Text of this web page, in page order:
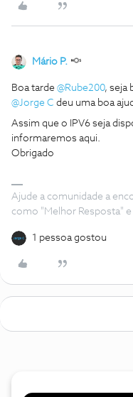
Mário P.
Boa tarde @Rube200, seja
@Jorge C deu uma boa
Assim que o IPV6 seja
informaremos aqui.
Obrigado
Ajude a comunidade a
como "Melhor Resposta"
1 pessoa gostou